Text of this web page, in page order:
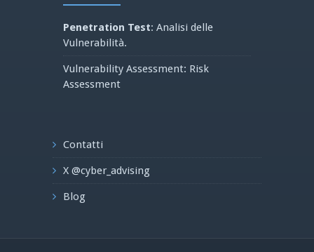
Penetration Test: Analisi delle
Vulnerabilità.
Vulnerability Assessment: Risk
Assessment
Contatti
X @cyber_advising
Blog